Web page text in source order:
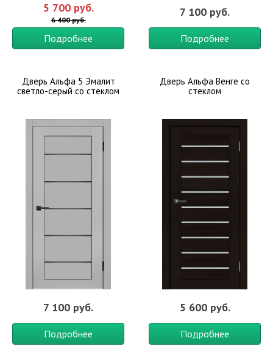
5 700 руб.
6 400 руб.
Подробнее
7 100 руб.
Подробнее
Дверь Альфа 5 Эмалит
светло-серый со стеклом
7 100 руб.
Подробнее
Дверь Альфа Венге со
стеклом
5 600 руб.
Подробнее